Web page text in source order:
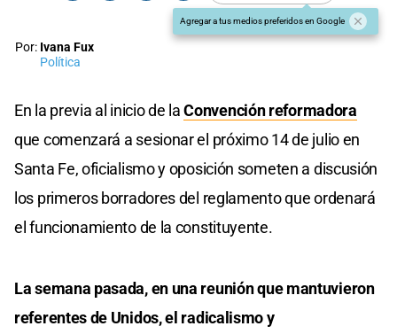
Agregar a tus medios preferidos en Google
Por: Ivana Fux
Política
En la previa al inicio de laConvención reformadora
que comenzará a sesionar el próximo 14 de julio en
Santa Fe, oficialismo y oposición someten a discusión
los primeros borradores del reglamento que ordenará
el funcionamiento de la constituyente.
La semana pasada, en una reunión que mantuvieron
referentes de Unidos, el radicalismo y